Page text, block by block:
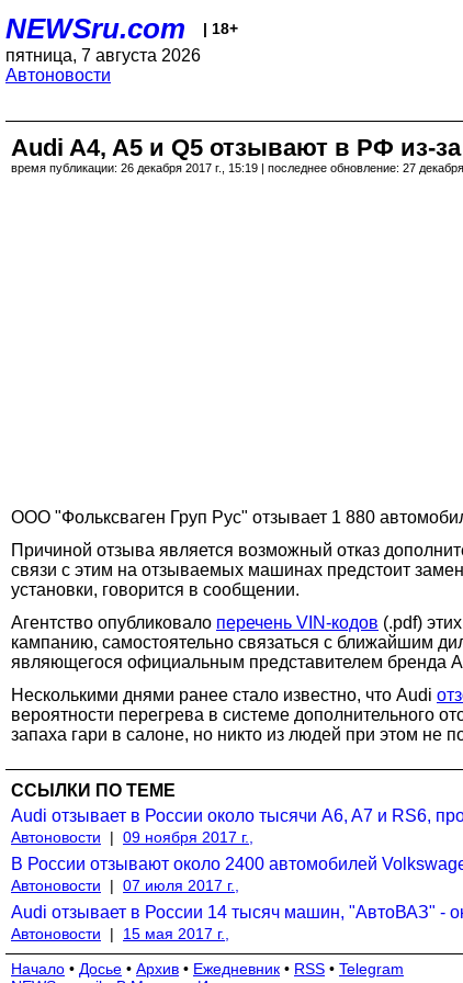
NEWSru.com | 18+
пятница, 7 августа 2026
Автоновости
Audi A4, A5 и Q5 отзывают в РФ из-
время публикации: 26 декабря 2017 г., 15:19 | последнее обновление: 27
ООО "Фольксваген Груп Рус" отзывает 1 880
Причиной отзыва является возможный отказ
связи с этим на отзываемых машинах предстоит
установки, говорится в сообщении.
Агентство опубликовало перечень VIN-кодов (.pdf)
кампанию, самостоятельно связаться с ближайшим
являющегося официальным представителем бренда
Несколькими днями ранее стало известно, что Audi
вероятности перегрева в системе дополнительного
запаха гари в салоне, но никто из людей при этом не
ССЫЛКИ ПО ТЕМЕ
Audi отзывает в России около тысячи A6, A7 и RS6,
Автоновости | 09 ноября 2017 г.,
В России отзывают около 2400 автомобилей
Автоновости | 07 июля 2017 г.,
Audi отзывает в России 14 тысяч машин, "АвтоВАЗ" -
Автоновости |
15 мая 2017 г.,
Начало • Досье • Архив • Ежедневник • RSS • Telegram